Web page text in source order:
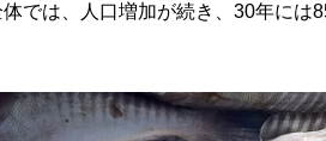
では、人口増加が続き、30年には